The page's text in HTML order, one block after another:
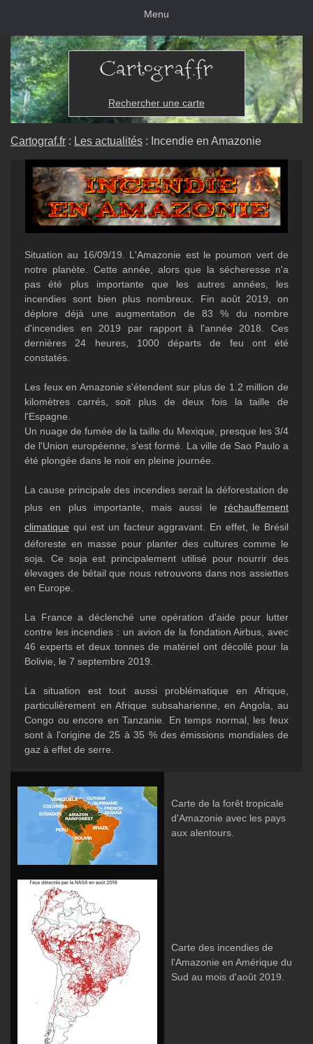
Menu
Rechercher une carte
Cartograf.fr : Les actualités : Incendie en Amazonie
Situation au 16/09/19. L'Amazonie est le poumon vert de
notre planète. Cette année, alors que la sécheresse n'a
pas été plus importante que les autres années, les
incendies sont bien plus nombreux. Fin août 2019, on
déplore déjà une augmentation de 83 % du nombre
d'incendies en 2019 par rapport à l'année 2018. Ces
dernières 24 heures, 1000 départs de feu ont été
constatés.
Les feux en Amazonie s'étendent sur plus de 1.2 million de
kilomètres carrés, soit plus de deux fois la taille de
l'Espagne.
Un nuage de fumée de la taille du Mexique, presque les 3/4
de l'Union européenne, s'est formé. La ville de Sao Paulo a
été plongée dans le noir en pleine journée.
La cause principale des incendies serait la déforestation de
plus en plus importante, mais aussi le réchauffement
climatique qui est un facteur aggravant. En effet, le Brésil
déforeste en masse pour planter des cultures comme le
soja. Ce soja est principalement utilisé pour nourrir des
élevages de bétail que nous retrouvons dans nos assiettes
en Europe.
La France a déclenché une opération d'aide pour lutter
contre les incendies : un avion de la fondation Airbus, avec
46 experts et deux tonnes de matériel ont décollé pour la
Bolivie, le 7 septembre 2019.
La situation est tout aussi problématique en Afrique,
particulièrement en Afrique subsaharienne, en Angola, au
Congo ou encore en Tanzanie. En temps normal, les feux
sont à l'origine de 25 à 35 % des émissions mondiales de
gaz à effet de serre.
Carte de la forêt tropicale
d'Amazonie avec les pays
aux alentours.
Carte des incendies de
l'Amazonie en Amérique du
Sud au mois d'août 2019.